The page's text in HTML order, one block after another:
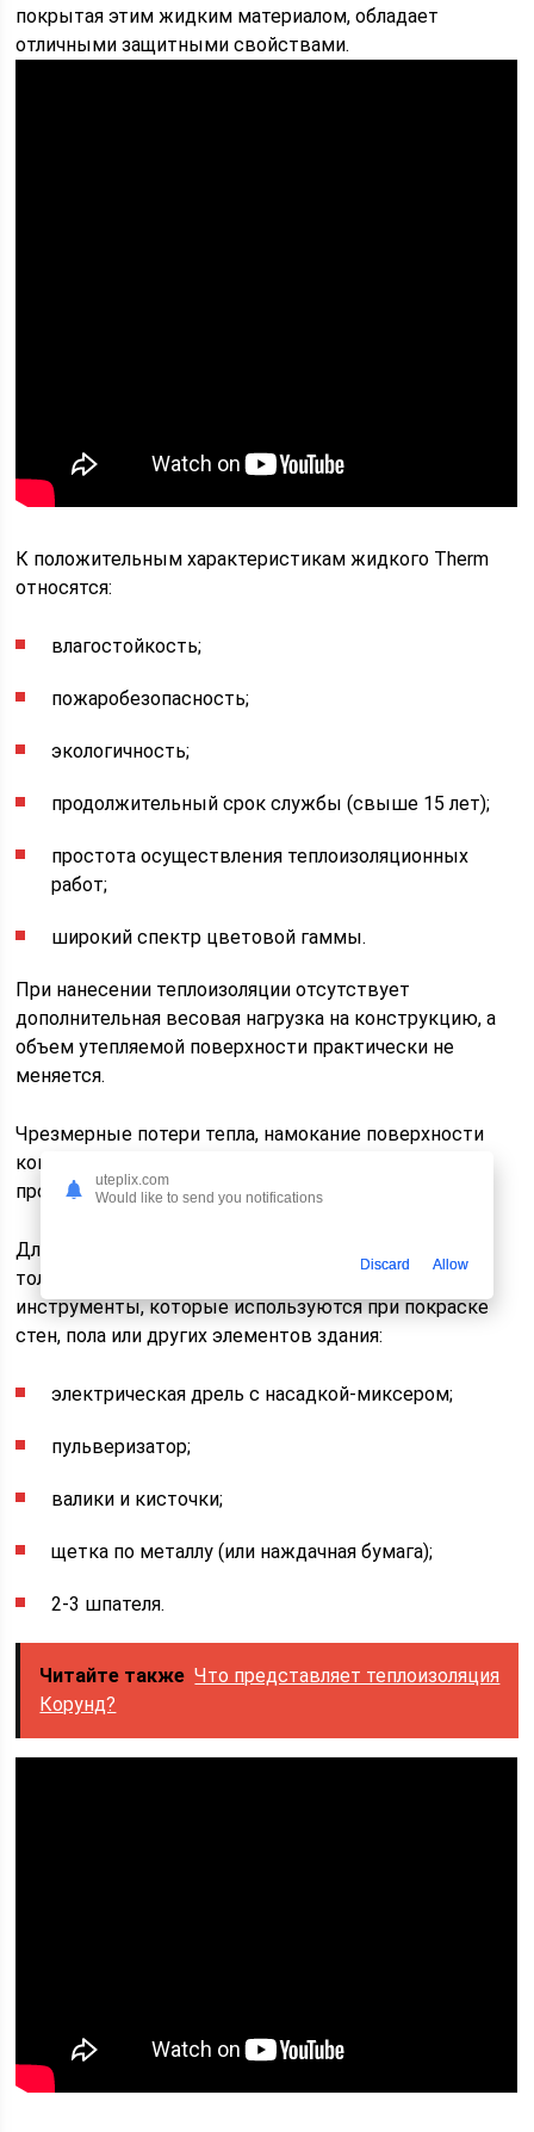
покрытая этим жидким материалом, обладает
отличными защитными свойствами.
К положительным характеристикам жидкого Therm
относятся:
влагостойкость;
пожаробезопасность;
экологичность;
продолжительный срок службы (свыше 15 лет);
простота осуществления теплоизоляционных
работ;
широкий спектр цветовой гаммы.
При нанесении теплоизоляции отсутствует
дополнительная весовая нагрузка на конструкцию, а
объем утепляемой поверхности практически не
меняется.
Чрезмерные потери тепла, намокание поверхности
конструкций, появление грибка и плесени — все эти
проблемы решаются с помощью утеплителя Therm.
Для нанесения тонкой пленки теплоизоляции
толщиной 1-5 мм потребуются стандартные
инструменты, которые используются при покраске
стен, пола или других элементов здания:
электрическая дрель с насадкой-миксером;
пульверизатор;
валики и кисточки;
щетка по металлу (или наждачная бумага);
2-3 шпателя.
Читайте также Что представляет теплоизоляция
Корунд?
uteplix.com
Would like to send you notifications
Discard Allow